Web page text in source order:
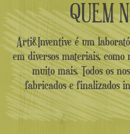
QUEM
Arti&Inventive é um
em diversos materiais,
muito mais. Todos os
fabricados e finalizados